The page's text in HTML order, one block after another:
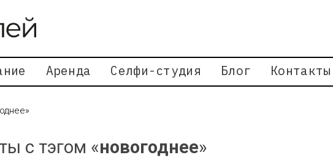
Аренда Селфи-студия Блог Контакты
с тэгом «новогоднее»